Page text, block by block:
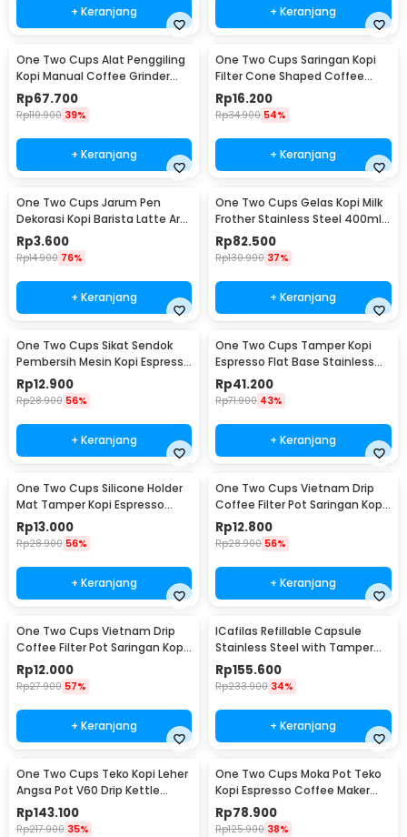
+ Keranjang + Keranjang
One Two Cups Alat Penggiling
Kopi Manual Coffee Grinder
Adjustable - CF4146
Rp67.700
Rp110.900 39%
+ Keranjang
One Two Cups Saringan Kopi
Filter Cone Shaped Coffee
Dripper 1 PCS - K741
Rp16.200
Rp34.900 54%
+ Keranjang
One Two Cups Jarum Pen
Dekorasi Kopi Barista Latte Art
Needle 13cm - F3F27
Rp3.600
Rp14.900 76%
+ Keranjang
One Two Cups Gelas Kopi Milk
Frother Stainless Steel 400ml -
WZ0011
Rp82.500
Rp130.900 37%
+ Keranjang
One Two Cups Sikat Sendok
Pembersih Mesin Kopi Espresso
2in1 - 8809
Rp12.900
Rp28.900 56%
+ Keranjang
One Two Cups Tamper Kopi
Espresso Flat Base Stainless
Steel 51mm - SS51
Rp41.200
Rp71.900 43%
+ Keranjang
One Two Cups Silicone Holder
Mat Tamper Kopi Espresso
Barista - 0310
Rp13.000
Rp28.900 56%
+ Keranjang
One Two Cups Vietnam Drip
Coffee Filter Pot Saringan Kopi
124ml 7Q - LC1
Rp12.800
Rp28.900 56%
+ Keranjang
One Two Cups Vietnam Drip
Coffee Filter Pot Saringan Kopi
114ml 6Q - LC1
Rp12.000
Rp27.900 57%
+ Keranjang
ICafilas Refillable Capsule
Stainless Steel with Tamper
for Nespresso - F456
Rp155.600
Rp233.900 34%
+ Keranjang
One Two Cups Teko Kopi Leher
Angsa Pot V60 Drip Kettle
960ml - RF-15
Rp143.100
Rp217.900 35%
One Two Cups Moka Pot Teko
Kopi Espresso Coffee Maker
Stovetop 6 Cup 300ml - Z21
Rp78.900
Rp125.900 38%